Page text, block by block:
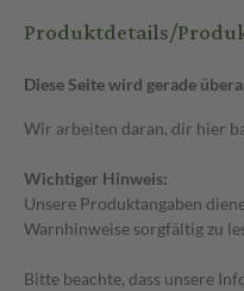
Produktdetails/
Diese Seite wird gerade
Wir arbeiten daran, dir hier
Wichtiger Hinweis:
Unsere Produktangaben
Warnhinweise sorgfältig zu
Bitte beachte, dass unsere